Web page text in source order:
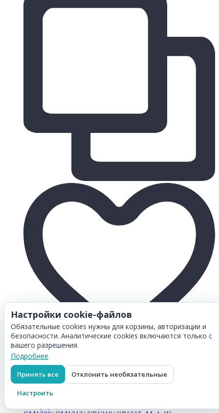
Товар добавлен в
Картридж Hi-Black (HB-CB542A) для HP CLJ CM1300/
CM1312/ CP1210/ CP1215, Y, 1,4K
Перейти в корзину
Настройки cookie-файлов
Обязательные cookies нужны для корзины, авторизации и
безопасности. Аналитические cookies включаются только с
вашего разрешения.
Подробнее
Принять все Отклонить необязательные
Настроить